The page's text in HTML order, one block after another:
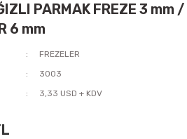
PARMAK FREZE 3 mm
6 mm
FREZELER
3003
3,33 USD + KDV